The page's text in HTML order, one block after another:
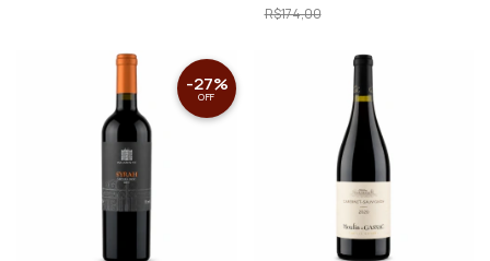
R$174,00
-27%
OFF